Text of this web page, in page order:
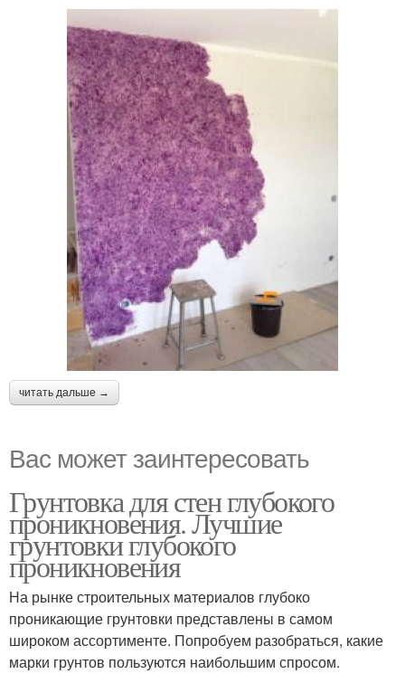
читать дальше →
Вас может заинтересовать
Грунтовка для стен глубокого
проникновения. Лучшие
грунтовки глубокого
проникновения
На рынке строительных материалов глубоко
проникающие грунтовки представлены в самом
широком ассортименте. Попробуем разобраться, какие
марки грунтов пользуются наибольшим спросом.